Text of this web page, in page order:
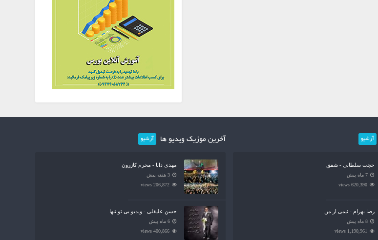
آرشیو
حجت سلطانی - شفق
7 ماه پیش
620,390 views
رضا بهرام - نیمی از من
8 ماه پیش
1,190,961 views
آخرین موزیک ویدیو ها آرشیو
مهدی دانا - محرم کازرون
3 هفته پیش
206,872 views
حسن علیقلی - ویدیو بی تو تنها
6 ماه پیش
400,866 views